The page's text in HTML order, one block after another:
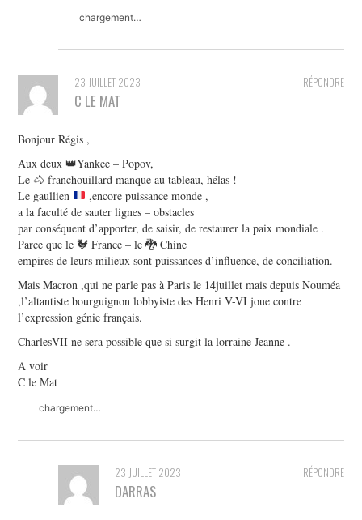
chargement…
RÉPONDRE
23 JUILLET 2023
C LE MAT
Bonjour Régis ,
Aux deux 👑Yankee – Popov,
Le 🐴 franchouillard manque au tableau, hélas !
Le gaullien
,encore puissance monde ,
a la faculté de sauter lignes – obstacles
par conséquent d’apporter, de saisir, de restaurer la paix mondiale .
Parce que le 🐓 France – le 🐉 Chine
empires de leurs milieux sont puissances d’influence, de conciliation.
Mais Macron ,qui ne parle pas à Paris le 14juillet mais depuis Nouméa
,l’altantiste bourguignon lobbyiste des Henri V-VI joue contre
l’expression génie français.
CharlesVII ne sera possible que si surgit la lorraine Jeanne .
A voir
C le Mat
chargement…
RÉPONDRE
23 JUILLET 2023
DARRAS